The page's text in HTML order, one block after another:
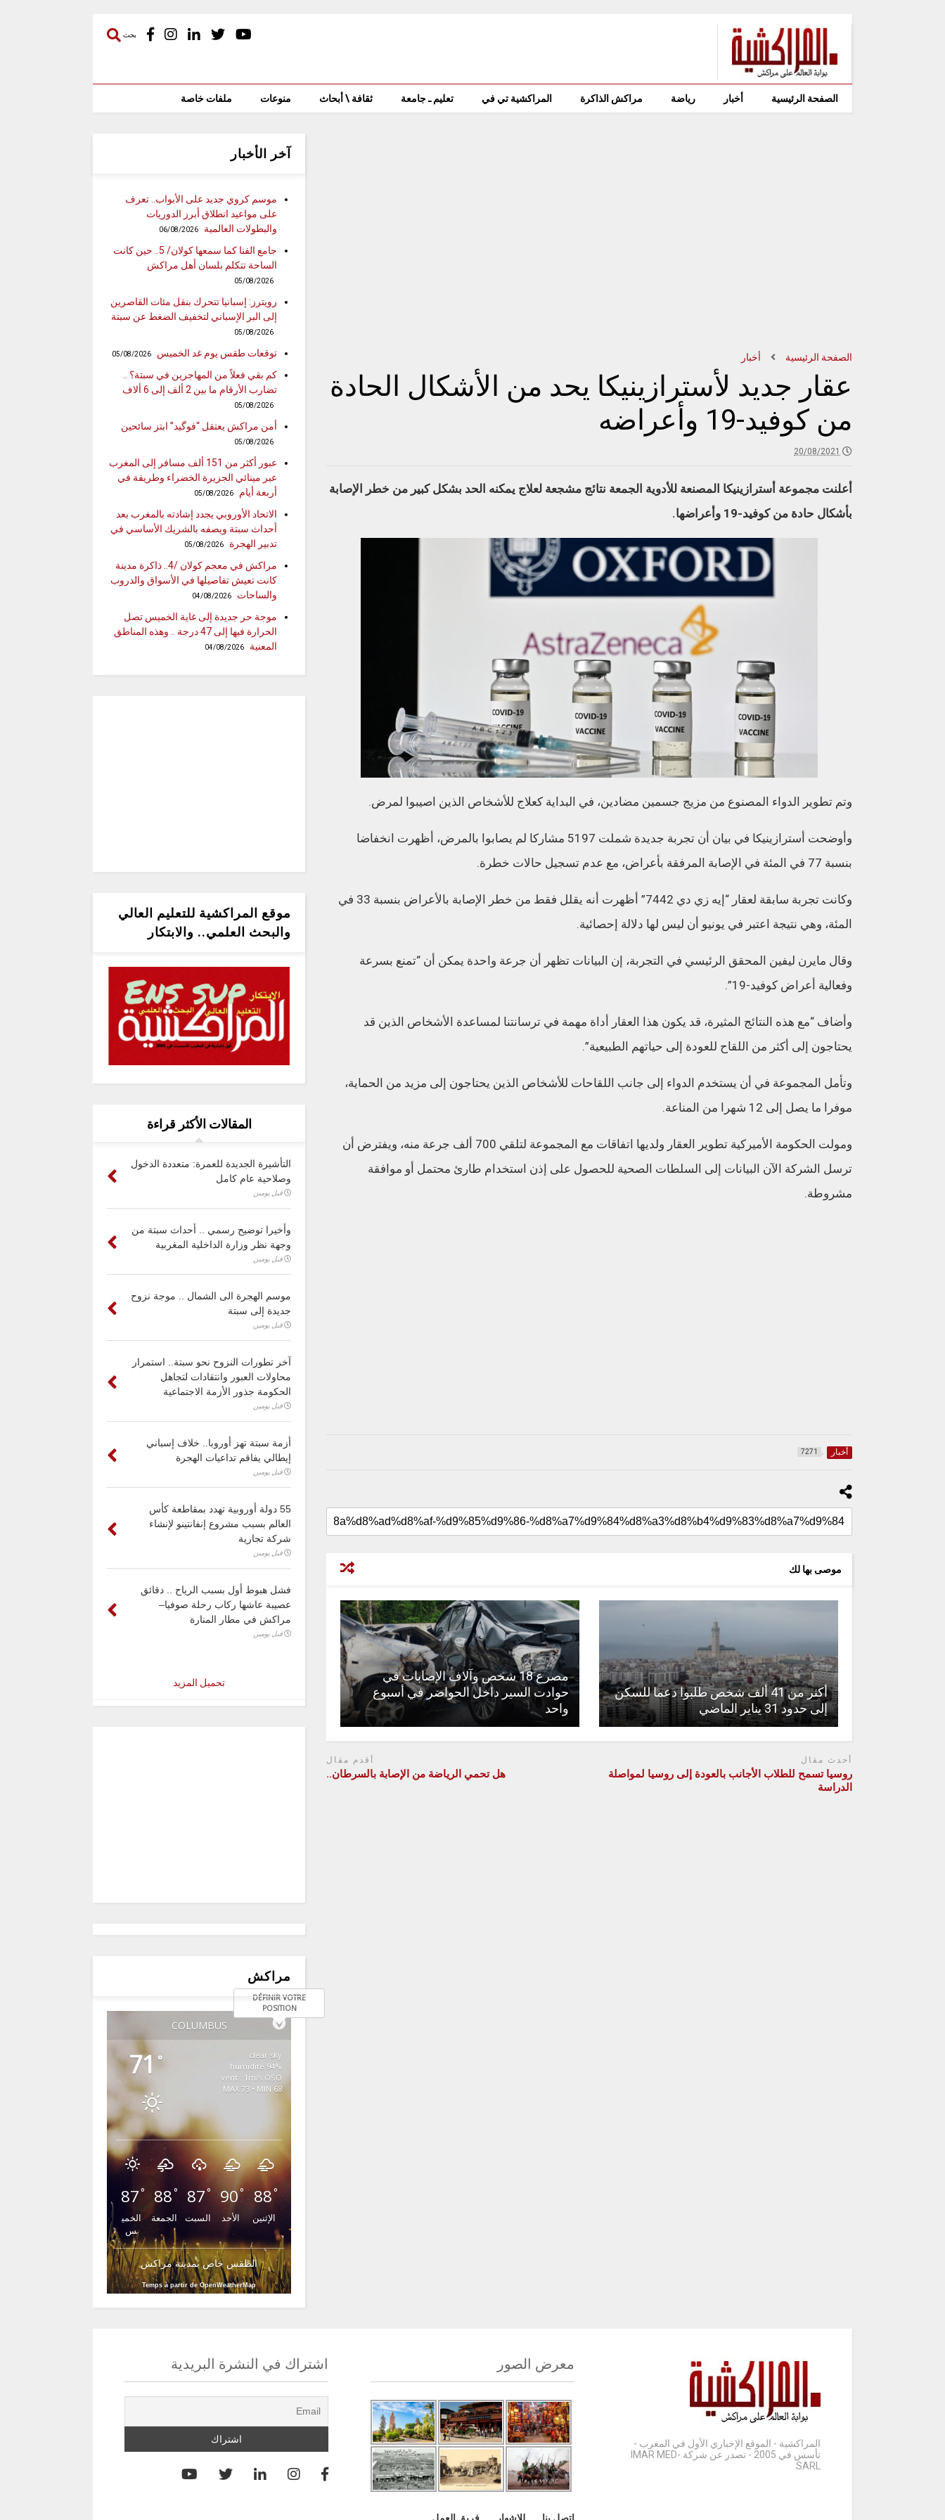
بحث
الصفحة الرئيسية أخبار رياضة مراكش الذاكرة المراكشية تي في تعليم ـ جامعة ثقافة \ أبحاث منوعات ملفات خاصة
الصفحة الرئيسية أخبار
عقار جديد لأسترازينيكا يحد من الأشكال الحادة
من كوفيد-19 وأعراضه
20/08/2021
أعلنت مجموعة أسترازينيكا المصنعة للأدوية الجمعة نتائج مشجعة لعلاج يمكنه الحد بشكل كبير من خطر الإصابة
بأشكال حادة من كوفيد-19 وأعراضها.
وتم تطوير الدواء المصنوع من مزيج جسمين مضادين، في البداية كعلاج للأشخاص الذين اصيبوا لمرض.
وأوضحت أسترازينيكا في بيان أن تجربة جديدة شملت 5197 مشاركا لم يصابوا بالمرض، أظهرت انخفاضا
بنسبة 77 في المئة في الإصابة المرفقة بأعراض، مع عدم تسجيل حالات خطرة.
وكانت تجربة سابقة لعقار “إيه زي دي 7442” أظهرت أنه يقلل فقط من خطر الإصابة بالأعراض بنسبة 33 في
المئة، وهي نتيجة اعتبر في يونيو أن ليس لها دلالة إحصائية.
وقال مايرن ليفين المحقق الرئيسي في التجربة، إن البيانات تظهر أن جرعة واحدة يمكن أن “تمنع بسرعة
وفعالية أعراض كوفيد-19”.
وأضاف “مع هذه النتائج المثيرة، قد يكون هذا العقار أداة مهمة في ترسانتنا لمساعدة الأشخاص الذين قد
يحتاجون إلى أكثر من اللقاح للعودة إلى حياتهم الطبيعية”.
وتأمل المجموعة في أن يستخدم الدواء إلى جانب اللقاحات للأشخاص الذين يحتاجون إلى مزيد من الحماية،
موفرا ما يصل إلى 12 شهرا من المناعة.
ومولت الحكومة الأميركية تطوير العقار ولديها اتفاقات مع المجموعة لتلقي 700 ألف جرعة منه، ويفترض أن
ترسل الشركة الآن البيانات إلى السلطات الصحية للحصول على إذن استخدام طارئ محتمل أو موافقة
مشروطة.
أخبار 7271
موصى بها لك
أكثر من 41 ألف شخص طلبوا دعما للسكن
إلى حدود 31 يناير الماضي
مصرع 18 شخص وآلاف الإصابات في
حوادت السير داخل الحواضر في أسبوع
واحد
أحدث مقال
روسيا تسمح للطلاب الأجانب بالعودة إلى روسيا لمواصلة
الدراسة
أقدم مقال
هل تحمي الرياضة من الإصابة بالسرطان..
آخر الأخبار
موسم كروي جديد على الأبواب.. تعرف
على مواعيد انطلاق أبرز الدوريات
والبطولات العالمية
06/08/2026
جامع الفنا كما سمعها كولان/ 5.. حين كانت
الساحة تتكلم بلسان أهل مراكش
05/08/2026
رويترز: إسبانيا تتحرك بنقل مئات القاصرين
إلى البر الإسباني لتخفيف الضغط عن سبتة
05/08/2026
توقعات طقس يوم غد الخميس 05/08/2026
كم بقي فعلاً من المهاجرين في سبتة؟ ..
تضارب الأرقام ما بين 2 ألف إلى 6 ألاف
05/08/2026
أمن مراكش يعتقل “فوگيد” ابتز سائحين
05/08/2026
عبور أكثر من 151 ألف مسافر إلى المغرب
عبر مينائي الجزيرة الخضراء وطريفة في
أربعة أيام
05/08/2026
الاتحاد الأوروبي يجدد إشادته بالمغرب بعد
أحداث سبتة ويصفه بالشريك الأساسي في
تدبير الهجرة
05/08/2026
مراكش في معجم كولان /4.. ذاكرة مدينة
كانت تعيش تفاصيلها في الأسواق والدروب
والساحات
04/08/2026
موجة حر جديدة إلى غاية الخميس تصل
الحرارة فيها إلى 47 درجة .. وهذه المناطق
المعنية
04/08/2026
موقع المراكشية للتعليم العالي
والبحث العلمي.. والابتكار
المقالات الأكثر قراءة
التأشيرة الجديدة للعمرة: متعددة الدخول
وصلاحية عام كامل
قبل يومين
وأخيرا توضيح رسمي .. أحداث سبتة من
وجهة نظر وزارة الداخلية المغربية
قبل يومين
موسم الهجرة الى الشمال .. موجة نزوح
جديدة إلى سبتة
قبل يومين
آخر تطورات النزوح نحو سبتة.. استمرار
محاولات العبور وانتقادات لتجاهل
الحكومة جذور الأزمة الاجتماعية
قبل يومين
أزمة سبتة تهز أوروبا.. خلاف إسباني
إيطالي يفاقم تداعيات الهجرة
قبل يومين
55 دولة أوروبية تهدد بمقاطعة كأس
العالم بسبب مشروع إنفانتينو لإنشاء
شركة تجارية
قبل يومين
فشل هبوط أول بسبب الرياح .. دقائق
عصيبة عاشها ركاب رحلة صوفيا–
مراكش في مطار المنارة
قبل يومين
تحميل المزيد
مراكش
COLUMBUS
DÉFINIR VOTRE
POSITION
71 °
clear sky
94% humidité
vent : 1m/s OSO
MAX 73 • MIN 68
87°
الخمي
س
88°
الجمعة
87°
السبت
90°
الأحد
88°
الإثنين
الطقس خاص بمدينة مراكش
Temps à partir de OpenWeatherMap
المراكشية - الموقع الإخباري الأول في المغرب -
تأسس في 2005 - تصدر عن شركة IMAR MED-
SARL
معرض الصور اشتراك في النشرة البريدية